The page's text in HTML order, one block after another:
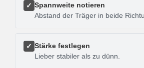
✓ Spannweite notieren
Abstand der Träger in beide
✓ Stärke festlegen
Lieber stabiler als zu dünn.